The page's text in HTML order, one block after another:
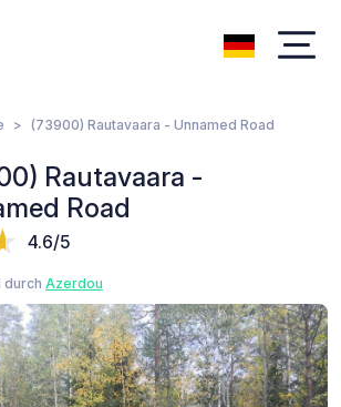
(73900) Rautavaara - Unnamed Road
Rautavaara -
Road
4.6/5
durch Azerdou